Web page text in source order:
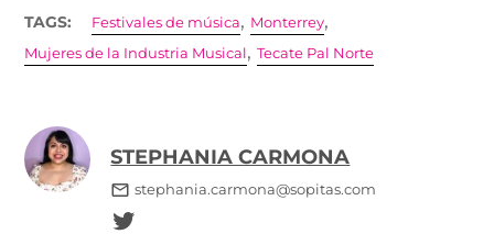
TAGS: Festivales de música, Monterrey,
Mujeres de la Industria Musical ,Tecate Pal Norte
STEPHANIA CARMONA
stephania.carmona@sopitas.com